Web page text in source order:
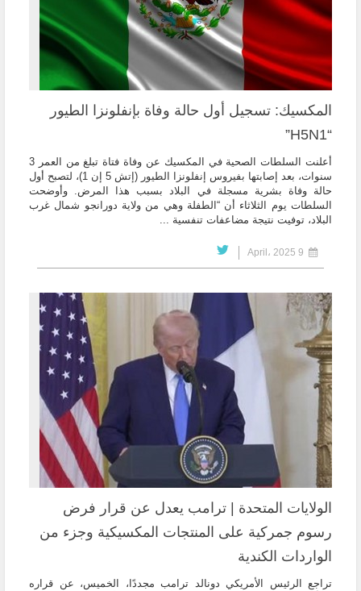
المكسيك: تسجيل أول حالة وفاة بإنفلونزا الطيور
“H5N1”
أعلنت السلطات الصحية في المكسيك عن وفاة فتاة تبلغ من العمر 3
سنوات، بعد إصابتها بفيروس إنفلونزا الطيور (إتش 5 إن 1)، لتصبح أول
حالة وفاة بشرية مسجلة في البلاد بسبب هذا المرض. وأوضحت
السلطات يوم الثلاثاء أن “الطفلة وهي من ولاية دورانجو شمال غرب
البلاد، توفيت نتيجة مضاعفات تنفسية ...
الولايات المتحدة | ترامب يعدل عن قرار فرض
رسوم جمركية على المنتجات المكسيكية وجزء من
الواردات الكندية
تراجع الرئيس الأمريكي دونالد ترامب مجددًا، الخميس، عن قراره